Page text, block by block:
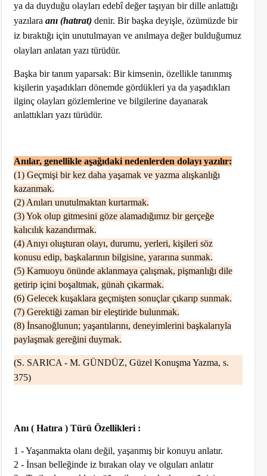
ya da duyduğu olayları edebî değer taşıyan bir dille anlattığı
yazılaraanı (hatırat) denir. Bir başka deyişle, özümüzde bir
izbıraktığı için unutulmayan ve anılmaya değer bulduğumuz
olayları anlatan yazı türüdür.
Başka bir tanım yaparsak: Bir kimsenin, özellikle tanınmış
kişilerin yaşadıkları dönemde gördükleri ya da yaşadıkları
ilginç olayları gözlemlerine ve bilgilerine dayanarak
anlattıkları yazı türüdür.
Anılar, genellikle aşağıdaki nedenlerden dolayı yazılır:
(1) Geçmişi bir kez daha yaşamak ve yazma alışkanlığı
kazanmak.
(2) Anıları unutulmaktan kurtarmak.
(3) Yok olup gitmesini göze alamadığımız bir gerçeğe
kalıcılık kazandırmak.
(4) Anıyı oluşturan olayı, durumu, yerleri, kişileri söz
konusu edip, başkalarının bilgisine, yararına sunmak.
(5) Kamuoyu önünde aklanmaya çalışmak, pişmanlığı dile
getirip içini boşaltmak, günah çıkarmak.
(6) Gelecek kuşaklara geçmişten sonuçlar çıkarıp sunmak.
(7) Gerektiği zaman bir eleştiride bulunmak.
(8) İnsanoğlunun; yaşantılarını, deneyimlerini başkalarıyla
paylaşmak gereğini duymak.
(S. SARICA - M. GÜNDÜZ, Güzel Konuşma Yazma, s.
375)
Anı ( Hatıra ) Türü Özellikleri :
1 - Yaşanmakta olanı değil, yaşanmış bir konuyu anlatır.
2 - İnsan belleğinde iz bırakan olay ve olguları anlatır